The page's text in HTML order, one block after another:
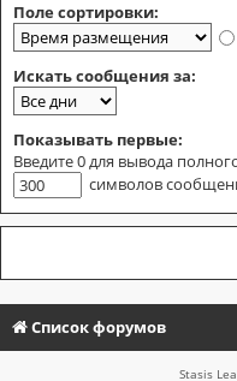
Поле сортировки:
Искать сообщения за:
Показывать первые:
Введите 0 для вывода
символов
Список форумов
Stasis